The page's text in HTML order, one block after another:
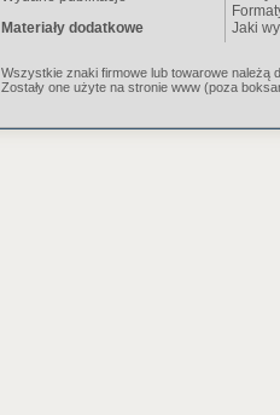
Materiały dodatkowe
Jaki
Wszystkie znaki firmowe lub towarowe należą
Zostały one użyte na stronie www (poza